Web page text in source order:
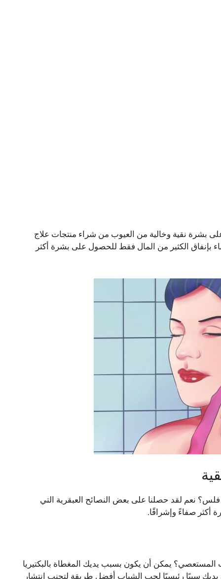
بشرة نقية وخالية من العيوب من شراء منتجات علاج
بإنفاق الكثير من المال فقط للحصول على بشرة أكثر
نعم لقد حصلنا على بعض النصائح العبقرية التي
أكثر صفاءً وإشراقًا.
يمكن أن يكون بسبب يديك المغطاة بالبكتيريا
سببًا رئيسيًا لحب الشباب أفضل طريقة لتجنب انتشار